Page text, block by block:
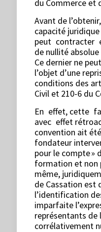
du Commerce et
Avant de
capacité
peut contracter
de nullité absolue
Ce dernier ne
l’objet d’une
conditions des
Civil et 210-6 du
En effet, cette
avec effet
convention ait
fondateur
pour le compte »
formation et non
même,
de Cassation est
l’identification
imparfaite
représentants de
corrélativement